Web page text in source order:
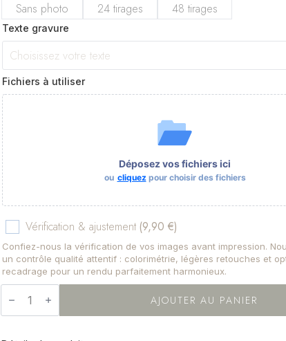
Sans photo 24 tirages 48 tirages
Texte gravure
Fichiers à utiliser
Déposez vos fichiers ici
ou cliquezpour choisir des fichiers
Vérification & ajustement (9,90 €)
Confiez-nous la vérification de vos images avant impression.
un contrôle qualité attentif : colorimétrie, légères retouches et
recadrage pour un rendu parfaitement harmonieux.
quantité
de
Boite
AJOUTER AU PANIER